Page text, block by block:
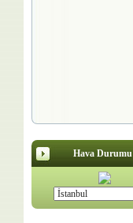
Hava Durumu